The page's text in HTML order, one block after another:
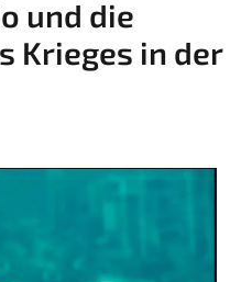
und die
Krieges in der